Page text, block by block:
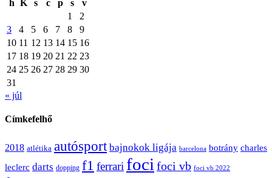
h K s c p s
v
1
2
3
4 5 6 7 8
9
10 11 12 13 14 15 16
17 18 19 20 21 22 23
24 25 26 27 28 29 30
31
« júl
Címkefelhő
2018 atlétika autósport bajnokok ligája barcelona botrány charles
leclerc darts dopping f1 ferrari foci foci vb foci vb 2022